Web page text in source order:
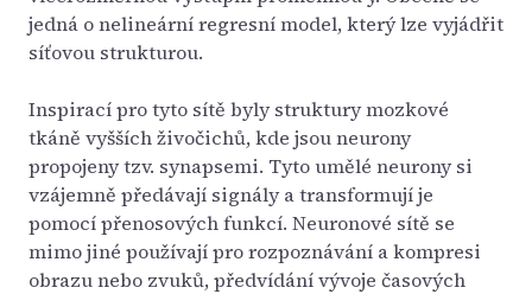
jedná o nelineární regresní model, který lze vyjádřit
síťovou strukturou.
Inspirací pro tyto sítě byly struktury mozkové
tkáně vyšších živočichů, kde jsou neurony
propojeny tzv. synapsemi. Tyto umělé neurony si
vzájemně předávají signály a transformují je
pomocí přenosových funkcí. Neuronové sítě se
mimo jiné používají pro rozpoznávání a kompresi
obrazu nebo zvuků, předvídání vývoje časových